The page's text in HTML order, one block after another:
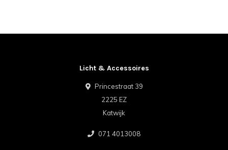
Licht & Accessoires
Princestraat 39
2225 EZ
Katwijk
071 4013008